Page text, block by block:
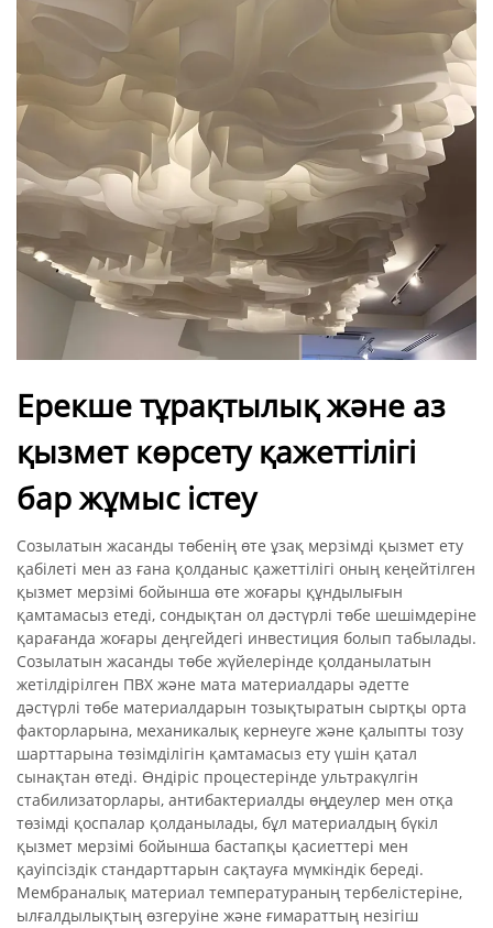
Ерекше тұрақтылық және аз
қызмет көрсету қажеттілігі
бар жұмыс істеу
Созылатын жасанды төбенің өте ұзақ мерзімді қызмет ету
қабілеті мен аз ғана қолданыс қажеттілігі оның кеңейтілген
қызмет мерзімі бойынша өте жоғары құндылығын
қамтамасыз етеді, сондықтан ол дәстүрлі төбе шешімдеріне
қарағанда жоғары деңгейдегі инвестиция болып табылады.
Созылатын жасанды төбе жүйелерінде қолданылатын
жетілдірілген ПВХ және мата материалдары әдетте
дәстүрлі төбе материалдарын тозықтыратын сыртқы орта
факторларына, механикалық кернеуге және қалыпты тозу
шарттарына төзімділігін қамтамасыз ету үшін қатал
сынақтан өтеді. Өндіріс процестерінде ультракүлгін
стабилизаторлары, антибактериалды өңдеулер мен отқа
төзімді қоспалар қолданылады, бұл материалдың бүкіл
қызмет мерзімі бойынша бастапқы қасиеттері мен
қауіпсіздік стандарттарын сақтауға мүмкіндік береді.
Мембраналық материал температураның тербелістеріне,
ылғалдылықтың өзгеруіне және ғимараттың незігіш